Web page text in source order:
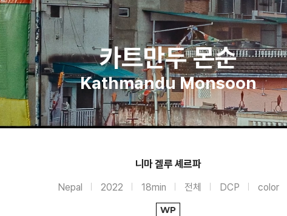
카트만두 몬순
Kathmandu Monsoon
니마 겔루 셰르파
Nepal 2022 18min 전체 DCP color
WP